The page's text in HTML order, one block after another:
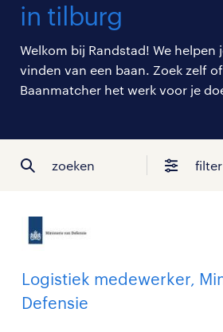
in tilburg
Welkom bij Randstad! We helpen
vinden van een baan. Zoek zelf
Baanmatcher het werk voor je
zoeken
Logistiek medewerker,
Defensie